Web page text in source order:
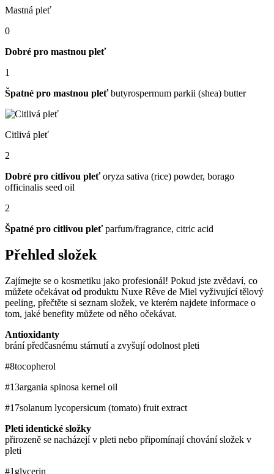
Mastná pleť
0
Dobré pro mastnou pleť
1
Špatné pro mastnou pleť butyrospermum parkii (shea) butter
Citlivá pleť
2
Dobré pro citlivou pleť oryza sativa (rice) powder, borago
officinalis seed oil
2
Špatné pro citlivou pleť parfum/fragrance, citric acid
Přehled složek
Zajímejte se o kosmetiku jako profesionál! Pokud jste zvědaví, co
můžete očekávat od produktu Nuxe Rêve de Miel vyživující tělový
peeling, přečtěte si seznam složek, ve kterém najdete informace o
tom, jaké benefity můžete od něho očekávat.
Antioxidanty
brání předčasnému stárnutí a zvyšují odolnost pleti
#8tocopherol
#13argania spinosa kernel oil
#17solanum lycopersicum (tomato) fruit extract
Pleti identické složky
přirozeně se nacházejí v pleti nebo připomínají chování složek v
pleti
#1 glycerin